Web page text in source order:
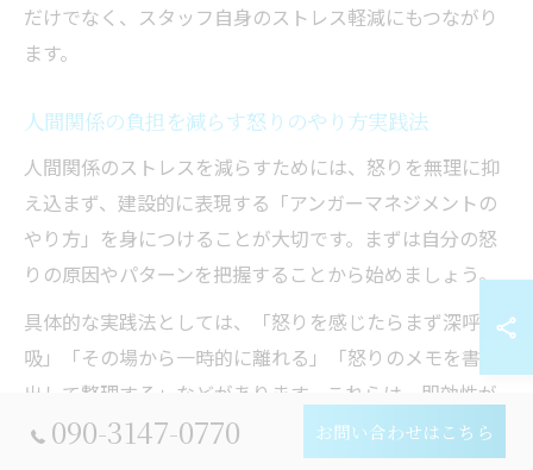
だけでなく、スタッフ自身のストレス軽減にもつながり
ます。
人間関係の負担を減らす怒りのやり方実践法
人間関係のストレスを減らすためには、怒りを無理に抑
え込まず、建設的に表現する「アンガーマネジメントの
やり方」を身につけることが大切です。まずは自分の怒
りの原因やパターンを把握することから始めましょう。
具体的な実践法としては、「怒りを感じたらまず深呼
吸」「その場から一時的に離れる」「怒りのメモを書き
出して整理する」などがあります。これらは、即効性が
ありながら日常に取り入れやすい方法です。
090-3147-0770 お問い合わせはこちら